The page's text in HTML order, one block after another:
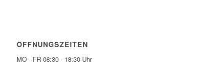
ÖFFNUNGSZEITEN
MO - FR 08:30 - 18:30 Uhr